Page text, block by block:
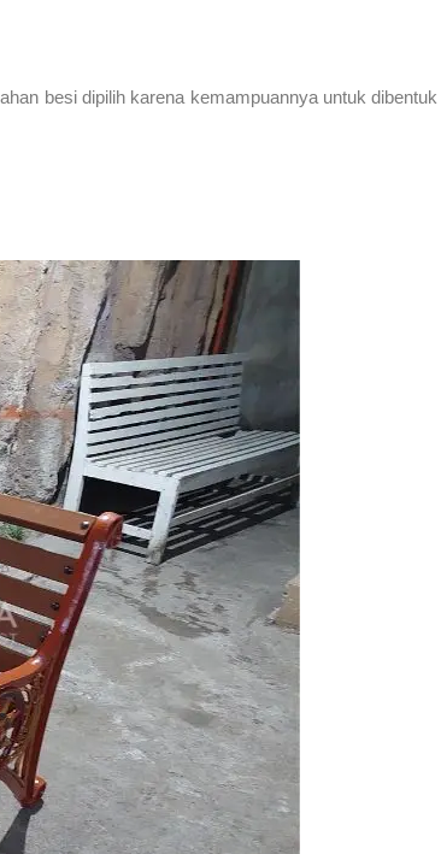
besi dipilih karena kemampuannya untuk